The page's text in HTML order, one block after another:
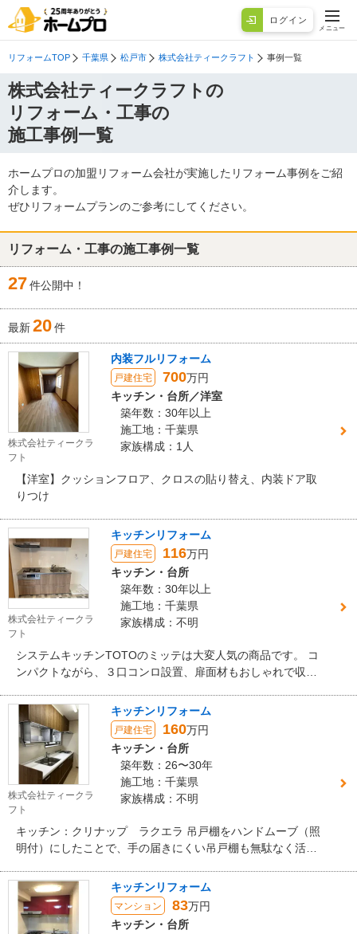
ログイン
メニュー
リフォームTOP 千葉県 松戸市 株式会社ティークラフト 事例一覧
株式会社ティークラフトの
リフォーム・工事の
施工事例一覧
ホームプロの加盟リフォーム会社が実施したリフォーム事例をご紹
介します。
ぜひリフォームプランのご参考にしてください。
リフォーム・工事の施工事例一覧
27件公開中！
最新20件
株式会社ティークラ
フト
内装フルリフォーム
戸建住宅 700万円
キッチン・台所／洋室
築年数：30年以上
施工地：千葉県
家族構成：1人
【洋室】クッションフロア、クロスの貼り替え、内装ドア取
りつけ
株式会社ティークラ
フト
キッチンリフォーム
戸建住宅 116万円
キッチン・台所
築年数：30年以上
施工地：千葉県
家族構成：不明
システムキッチンTOTOのミッテは大変人気の商品です。 コ
ンパクトながら、３口コンロ設置、扉面材もおしゃれで収納
株式会社ティークラ
フト
キッチンリフォーム
戸建住宅 160万円
キッチン・台所
築年数：26〜30年
施工地：千葉県
家族構成：不明
キッチン：クリナップ ラクエラ 吊戸棚をハンドムーブ（照
明付）にしたことで、手の届きにくい吊戸棚も無駄なく活用
キッチンリフォーム
マンション 83万円
キッチン・台所